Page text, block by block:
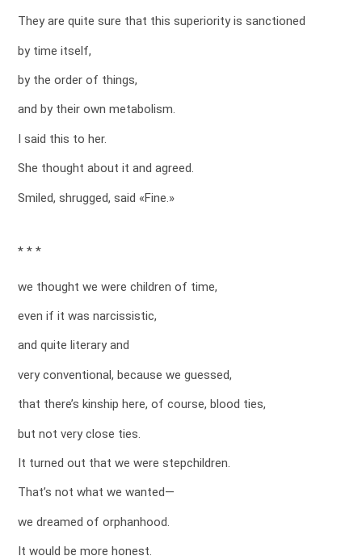
They are quite sure that this superiority is sanctioned
by time itself,
by the order of things,
and by their own metabolism.
I said this to her.
She thought about it and agreed.
Smiled, shrugged, said «Fine.»
* * *
we thought we were children of time,
even if it was narcissistic,
and quite literary and
very conventional, because we guessed,
that there’s kinship here, of course, blood ties,
but not very close ties.
It turned out that we were stepchildren.
That’s not what we wanted—
we dreamed of orphanhood.
It would be more honest.